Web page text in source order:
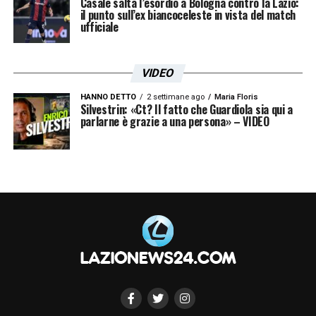
personalità».
Iscriviti gratis alla nostra
Newsletter
il punto sull’ex biancoceleste in vista del match
ufficiale
VIDEO
HANNO DETTO 2 settimane ago Maria Floris
Silvestrin: «Ct? Il fatto che Guardiola sia qui a
parlarne è grazie a una persona» – VIDEO